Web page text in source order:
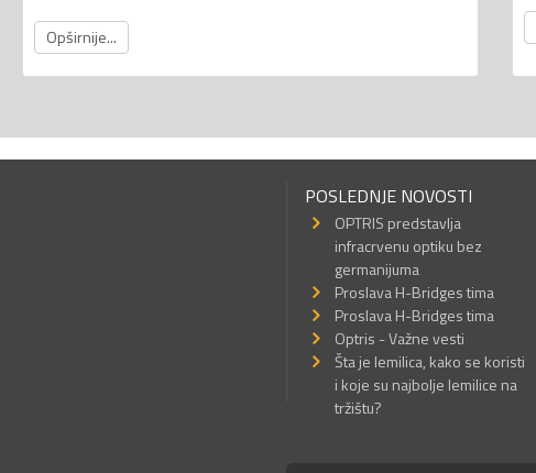
Opširnije...
POSLEDNJE NOVOSTI
OPTRIS predstavlja
infracrvenu optiku bez
germanijuma
Proslava H-Bridges tima
Proslava H-Bridges tima
Optris - Važne vesti
Šta je lemilica, kako se koristi
i koje su najbolje lemilice na
tržištu?